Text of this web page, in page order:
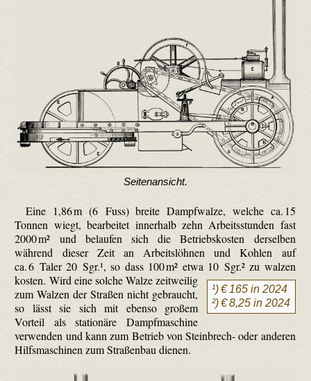
Seitenansicht.
Eine 1,86 m (6 Fuss) breite Dampfwalze, welche ca. 15
Tonnen wiegt, bearbeitet innerhalb zehn Arbeitsstunden fast
2000 m² und belaufen sich die Betriebskosten derselben
während dieser Zeit an Arbeitslöhnen und Kohlen auf
ca. 6 Taler 20 Sgr.¹, so dass 100 m² etwa 10 Sgr.²
¹) € 165 in 2024
²) € 8,25 in 2024
zu walzen
kosten. Wird eine solche Walze zeitweilig
zum Walzen der Straßen nicht gebraucht,
so lässt sie sich mit ebenso großem
Vorteil als stationäre Dampfmaschine
verwenden und kann zum Betrieb von Steinbrech- oder anderen
Hilfsmaschinen zum Straßenbau dienen.